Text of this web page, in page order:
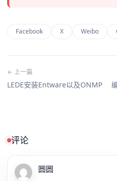
Facebook X Weibo
← 上一篇
LEDE安装Entware以及ONMP
评论
圆圆